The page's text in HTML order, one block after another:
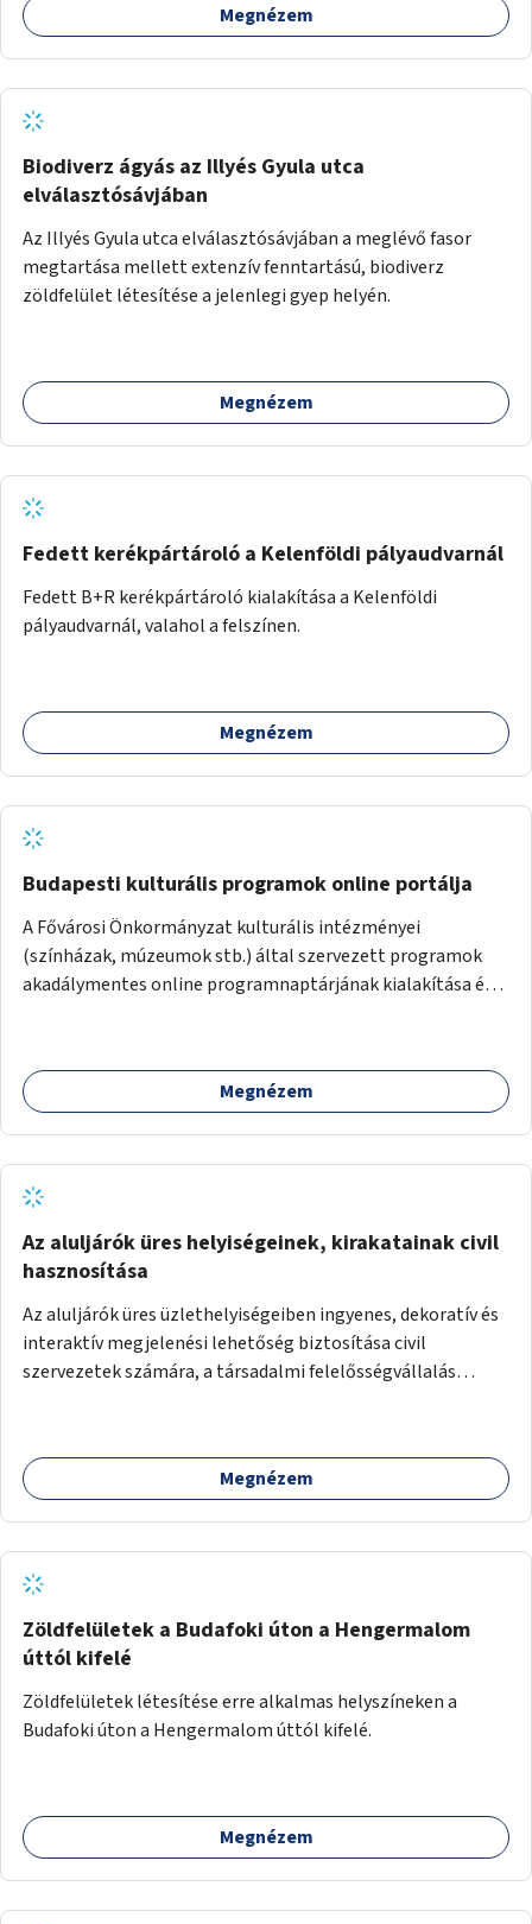
Megnézem
Biodiverz ágyás az Illyés Gyula utca
elválasztósávjában
Az Illyés Gyula utca elválasztósávjában a meglévő fasor
megtartása mellett extenzív fenntartású, biodiverz
zöldfelület létesítése a jelenlegi gyep helyén.
Megnézem
Fedett kerékpártároló a Kelenföldi pályaudvarnál
Fedett B+R kerékpártároló kialakítása a Kelenföldi
pályaudvarnál, valahol a felszínen.
Megnézem
Budapesti kulturális programok online portálja
A Fővárosi Önkormányzat kulturális intézményei
(színházak, múzeumok stb.) által szervezett programok
akadálymentes online programnaptárjának kialakítása és
Megnézem
Az aluljárók üres helyiségeinek, kirakatainak civil
hasznosítása
Az aluljárók üres üzlethelyiségeiben ingyenes, dekoratív és
interaktív megjelenési lehetőség biztosítása civil
szervezetek számára, a társadalmi felelősségvállalás
például rajzokkal, kérdésekkel, üzenetküldési lehetőséggel
vagy akciónapokkal – bérleti és közüzemi díjak nélkül, a
Megnézem
Zöldfelületek a Budafoki úton a Hengermalom
úttól kifelé
Zöldfelületek létesítése erre alkalmas helyszíneken a
Budafoki úton a Hengermalom úttól kifelé.
Megnézem